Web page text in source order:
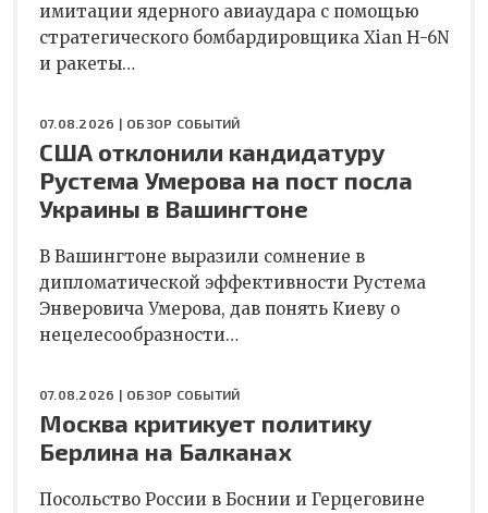
имитации ядерного авиаудара с помощью
стратегического бомбардировщика Xian H-6N
и ракеты…
07.08.2026 | ОБЗОР СОБЫТИЙ
США отклонили кандидатуру
Рустема Умерова на пост посла
Украины в Вашингтоне
В Вашингтоне выразили сомнение в
дипломатической эффективности Рустема
Энверовича Умерова, дав понять Киеву о
нецелесообразности…
07.08.2026 | ОБЗОР СОБЫТИЙ
Москва критикует политику
Берлина на Балканах
Посольство России в Боснии и Герцеговине